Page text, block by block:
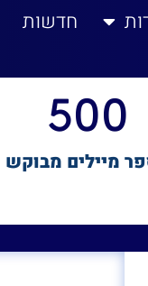
חדשות
מיילים מבוקש
500